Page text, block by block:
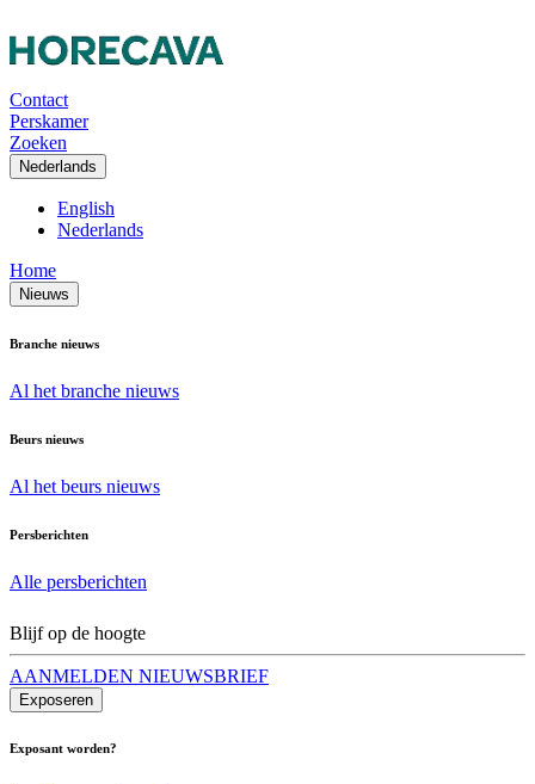
Contact
Perskamer
Zoeken
Nederlands
English
Nederlands
Home
Nieuws
Branche nieuws
Al het branche nieuws
Beurs nieuws
Al het beurs nieuws
Persberichten
Alle persberichten
Blijf op de hoogte
AANMELDEN NIEUWSBRIEF
Exposeren
Exposant worden?